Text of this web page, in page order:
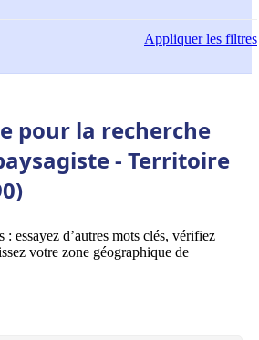
Appliquerles filtres
pour la recherche
- Territoire
essayez d’autres mots clés, vérifiez
votre zone géographique de